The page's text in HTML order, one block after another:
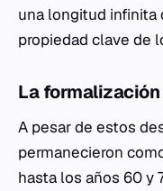
una longitud infinita
propiedad clave de
La
A pesar de estos
permanecieron
hasta los años 60 y